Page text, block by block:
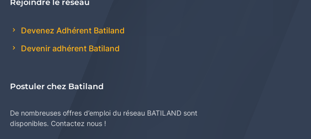
Rejoindre le réseau
Devenez Adhérent Batiland
Devenir adhérent Batiland
Postuler chez Batiland
De nombreuses offres d’emploi du réseau BATILAND sont
disponibles. Contactez nous !